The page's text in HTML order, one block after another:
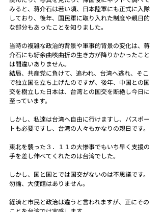
みると、蒋介石は若い頃、日本陸軍にも正式に入隊
しており、後年、国民軍に取り入れた制度や親日的
な部分もあったことを知りました。
当時の複雑な政治的背景や軍事的背景の変化は、蒋
介石にも紆余曲咳曲折の生き方が降りかかったこと
は間違いありません。
結局、共産党に負けて、追われ、台湾へ逃れ、そこ
で独立国を立ち上げたのですが、後年、中国との国
交を樹立した日本は、台湾との国交を断絶し今日に
至っています。
しかし、私達は台湾へ自由に行けますし、パスポー
トも必要ですし、台湾の人々もかなりの親日です。
東北を襲った３．１１の大惨事でもいち早く支援の
手を差し伸べてくれたのは台湾でした。
しかし、国と国とでは国交がないのは不思議です。
勿論、大使館はありません。
経済と市民と政治は違うと言われますが、正にその